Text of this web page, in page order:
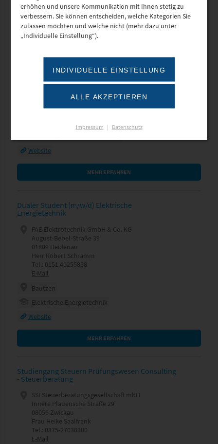
MEHR ERFAHREN
Bachelor of Arts (m/​w/​d) – Fach­rich­tung Steuern,
Lortzingstr. 37
01307 Dresden
Tel.: 0351/2050290
E-Mail
Website
MEHR ERFAHREN
Dualer Student (m/w/d) Elektrische
Energietechnik
FAE Elektrotechnik GmbH & Co. KG
August-Bebel-Straße 39
01809 Heidenau
Herr Robert Schramm
Tel.: 0151 40255858
E-Mail
Bautzen
Elektrische Energietechnik
Website
MEHR ERFAHREN
Studiengang Steuern Prüfungswesen Consulting
- Steuerberatung
SSI Steuerberatungsgesellschaft mbH
Innere Plauensche Straße 29
08056 Zwickau
Frau Heike Saalfrank
Tel.: 0375-27030300
E-Mail
erhöhen und unsere Kommunikation mit Ihnen stetig zu
verbessern. Sie können entscheiden, welche Kategorien Sie
zulassen möchten und welche nicht (mehr dazu unter
„Individuelle Einstellung“).
INDIVIDUELLE EINSTELLUNG
ALLE AKZEPTIEREN
Impressum | Datenschutz